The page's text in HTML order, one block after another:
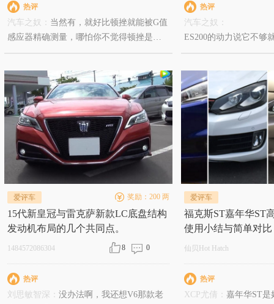
热评
汽车之奴： 当然有，就好比顿挫就能被G值
感应器精确测量，哪怕你不觉得顿挫是缺
我写这东西无利可图吧？虽说主要目的是
写给未来的自己看的以免老糊涂了，但也
被XCP坑爹的发布系统折腾得半死，也是靠
一星半点热情才忍下来的吧？如果我对车
的优缺点置若罔闻，那你根本就看不到这
种长文更不会有机会发表这条评论了。放
开了来说，就算你做一个千夫所指只讲优
点的作者，比如首页那个Inspire吹，也不是
那么容易的，首先你得知道所有车的优
点，然后还要有足够的演技让人看不穿，
就好比一个伪君子，如果能坚持到在所有
人面前都像个好人这份上，那就几乎等于
起码他自己要热衷于干这事才行。
热评
汽车之奴：
ES200的动力说它不够
至于什么销量，与我何
爱评车 奖励：200 两
15代新皇冠与雷克萨新款LC底盘结构
发动机布局的几个共同点。
1484572086304 8 0
热评
刘思敏智深： 没办法啊，我还想V6那款老
爱评车
福克斯ST嘉年华ST
使用小结与简单对比
仙贝Hot Hatch
热评
XCP尤倩： 嘉年华ST是